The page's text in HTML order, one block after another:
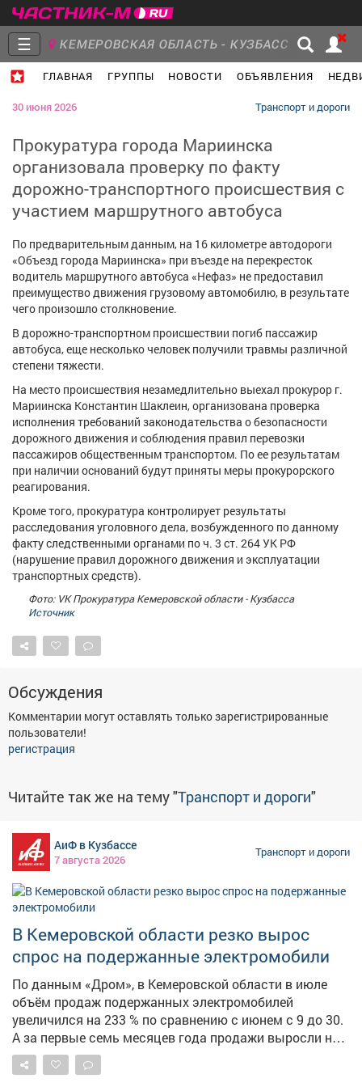
☰ КЕМЕРОВСКАЯ ОБЛАСТЬ - КУЗБАСС
ГЛАВНАЯ ГРУППЫ НОВОСТИ ОБЪЯВЛЕНИЯ
Объявления Недвижимость Услуги
Работа Транспорт Компании
Афиша
Товары Поздравления Погода
ТВ программа Я - пенсионер
30 июня 2026 Транспорт и дороги
Прокуратура города Мариинска
организовала проверку по факту
дорожно-транспортного происшествия с
участием маршрутного автобуса
По предварительным данным, на 16 километре автодороги
«Объезд города Мариинска» при въезде на перекресток
водитель маршрутного автобуса «Нефаз» не предоставил
преимущество движения грузовому автомобилю, в результате
чего произошло столкновение.
В дорожно-транспортном происшествии погиб пассажир
автобуса, еще несколько человек получили травмы различной
степени тяжести.
На место происшествия незамедлительно выехал прокурор г.
Мариинска Константин Шаклеин, организована проверка
исполнения требований законодательства о безопасности
дорожного движения и соблюдения правил перевозки
пассажиров общественным транспортом. По ее результатам
при наличии оснований будут приняты меры прокурорского
реагирования.
Кроме того, прокуратура контролирует результаты
расследования уголовного дела, возбужденного по данному
факту следственными органами по ч. 3 ст. 264 УК РФ
(нарушение правил дорожного движения и эксплуатации
транспортных средств).
Фото: VK Прокуратура Кемеровской области - Кузбасса
Источник
Обсуждения
Комментарии могут оставлять только зарегистрированные
пользователи!
регистрация
Читайте так же на тему "Транспорт и дороги"
АиФ в Кузбассе
7 августа 2026
Транспорт и дороги
В Кемеровской области резко вырос
спрос на подержанные электромобили
По данным «Дром», в Кемеровской области в июле
объём продаж подержанных электромобилей
увеличился на 233 % по сравнению с июнем с 9 до 30.
А за первые семь месяцев года продажи выросли на
116 % относительно аналогичного периода прошлого
года. Однако всего доля электрокаров остаётся